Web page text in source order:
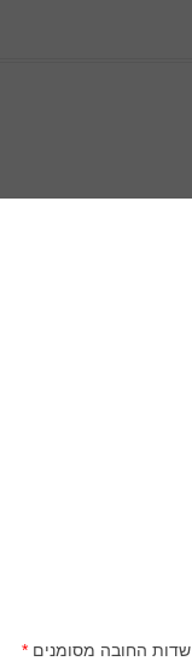
שדות החובה מסומנים *